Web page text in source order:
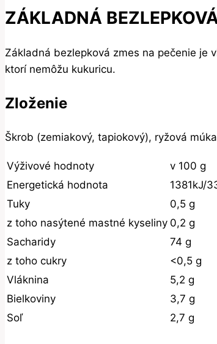
ZÁKLADNÁ
Základná bezlepková zmes na pečenie je
ktorí nemôžu kukuricu.
Zloženie
Škrob (zemiakový, tapiokový), ryžová
Výživové hodnoty
v 100 g
Energetická hodnota
1381kJ/
Tuky
0,5 g
z toho nasýtené mastné kyseliny 0,2 g
Sacharidy
74 g
z toho cukry
<0,5 g
Vláknina
5,2 g
Bielkoviny
3,7 g
Soľ
2,7 g